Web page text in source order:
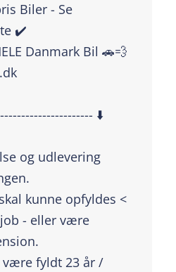
Biler - Se
✔️
Danmark Bil 🚗💨
⬇️
og udlevering
kunne opfyldes <
- eller være
være fyldt 23 år /